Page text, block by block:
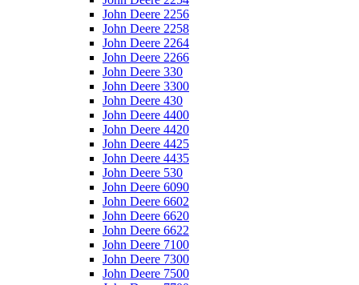
John Deere 2256
John Deere 2258
John Deere 2264
John Deere 2266
John Deere 330
John Deere 3300
John Deere 430
John Deere 4400
John Deere 4420
John Deere 4425
John Deere 4435
John Deere 530
John Deere 6090
John Deere 6602
John Deere 6620
John Deere 6622
John Deere 7100
John Deere 7300
John Deere 7500